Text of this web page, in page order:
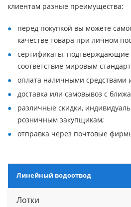
клиентам разные преимущества:
перед покупкой вы можете
качестве товара при личном
сертификаты, подтверждающие
соответствие мировым
оплата наличными средствами
доставка или самовывоз с
различные скидки,
розничным закупщикам;
отправка через почтовые
Линейный водоотвод
Лотки